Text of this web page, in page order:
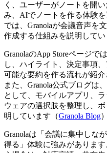
く、ユーザーがノートを開
み、AIでノートを作る体験
では、Granolaが会議音声を
作成する仕組みを説明してい
GranolaのApp Storeページで
し、ハイライト、決定事項
可能な要約を作る流れが紹
また、Granola公式ブログは
として、モバイルアプリ、
ウェアの選択肢を整理し、
明しています（Granola Blog
Granolaは「会議に集中しな
得る」体験に強みがありま